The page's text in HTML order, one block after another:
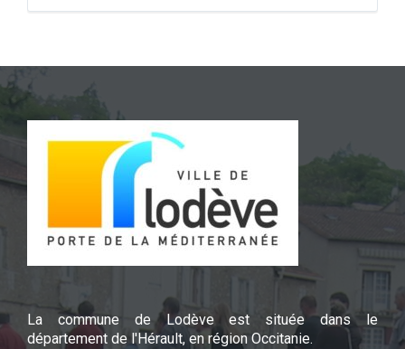
La commune de Lodève est située dans le
département de l'Hérault, en région Occitanie.